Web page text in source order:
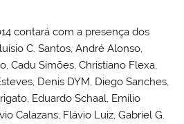
contará com a presença dos
C. Santos, André Alonso,
Cadu Simões, Christiano Flexa,
Denis DYM, Diego Sanches,
Eduardo Schaal, Emílio
Calazans, Flávio Luiz, Gabriel G.